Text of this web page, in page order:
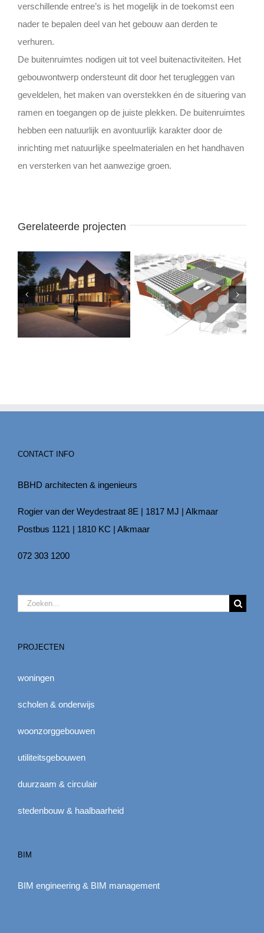
verschillende entree’s is het mogelijk in de toekomst een
nader te bepalen deel van het gebouw aan derden te
verhuren.
De buitenruimtes nodigen uit tot veel buitenactiviteiten. Het
gebouwontwerp ondersteunt dit door het terugleggen van
geveldelen, het maken van overstekken én de situering van
ramen en toegangen op de juiste plekken. De buitenruimtes
hebben een natuurlijk en avontuurlijk karakter door de
inrichting met natuurlijke speelmaterialen en het handhaven
en versterken van het aanwezige groen.
Gerelateerde projecten
CONTACT INFO
BBHD architecten & ingenieurs
Rogier van der Weydestraat 8E | 1817 MJ | Alkmaar
Postbus 1121 | 1810 KC | Alkmaar
072 303 1200
Zoeken
PROJECTEN
woningen
scholen & onderwijs
woonzorggebouwen
utiliteitsgebouwen
duurzaam & circulair
stedenbouw & haalbaarheid
BIM
BIM engineering & BIM management